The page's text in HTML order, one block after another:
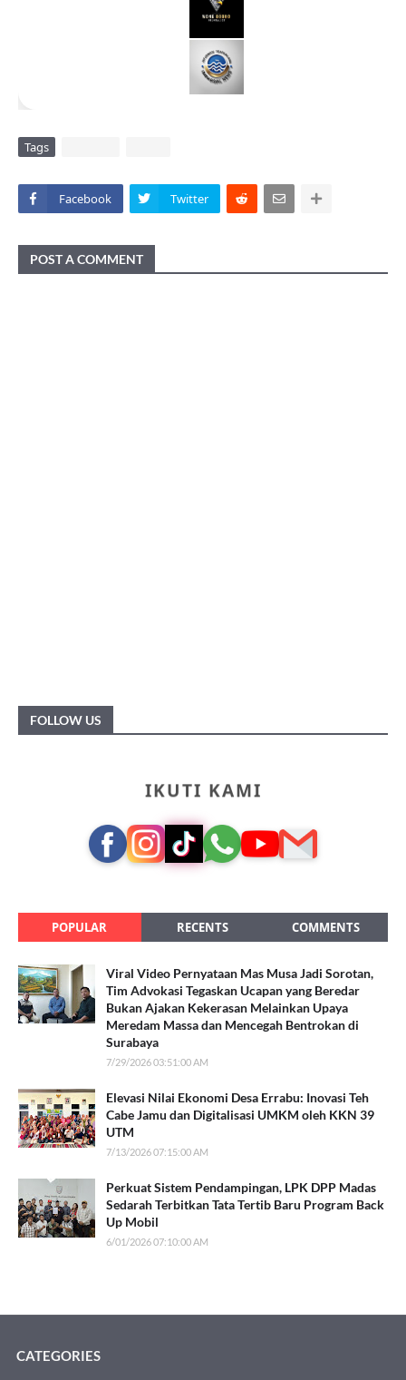
Tags
Facebook Twitter
POST A COMMENT
FOLLOW US
IKUTI KAMI
POPULAR RECENTS COMMENTS
Viral Video Pernyataan Mas Musa Jadi Sorotan,
Tim Advokasi Tegaskan Ucapan yang Beredar
Bukan Ajakan Kekerasan Melainkan Upaya
Meredam Massa dan Mencegah Bentrokan di
Surabaya
7/29/2026 03:51:00 AM
Elevasi Nilai Ekonomi Desa Errabu: Inovasi Teh
Cabe Jamu dan Digitalisasi UMKM oleh KKN 39
UTM
7/13/2026 07:15:00 AM
Perkuat Sistem Pendampingan, LPK DPP Madas
Sedarah Terbitkan Tata Tertib Baru Program Back
Up Mobil
6/01/2026 07:10:00 AM
CATEGORIES